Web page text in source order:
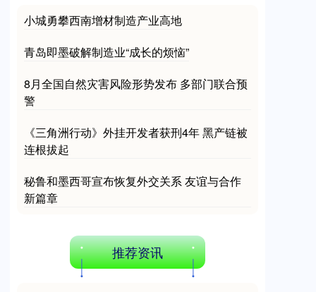
小城勇攀西南增材制造产业高地
青岛即墨破解制造业“成长的烦恼”
8月全国自然灾害风险形势发布 多部门联合预
警
《三角洲行动》外挂开发者获刑4年 黑产链被
连根拔起
秘鲁和墨西哥宣布恢复外交关系 友谊与合作
新篇章
推荐资讯